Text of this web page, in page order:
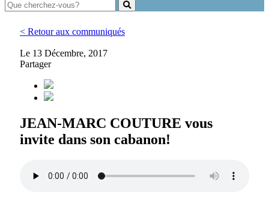
< Retour aux communiqués
Le 13 Décembre, 2017
Partager
JEAN-MARC COUTURE vous
invite dans son cabanon!